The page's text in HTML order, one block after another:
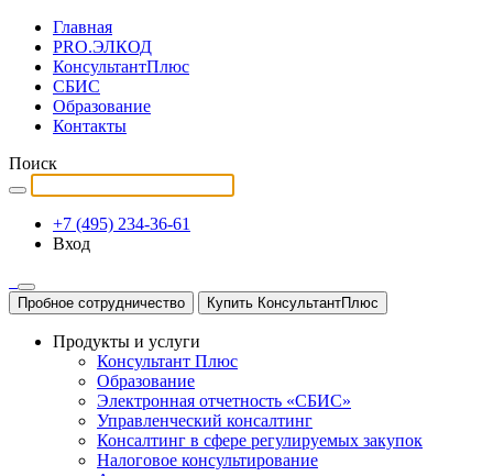
Главная
PRO.ЭЛКОД
КонсультантПлюс
СБИС
Образование
Контакты
Поиск
+7 (495) 234-36-61
Вход
Пробное сотрудничество Купить КонсультантПлюс
Продукты и услуги
Консультант Плюс
Образование
Электронная отчетность «СБИС»
Управленческий консалтинг
Консалтинг в сфере регулируемых закупок
Налоговое консультирование